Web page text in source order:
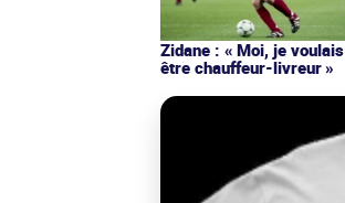
Zidane : « Moi, je voulais
être chauffeur-livreur »